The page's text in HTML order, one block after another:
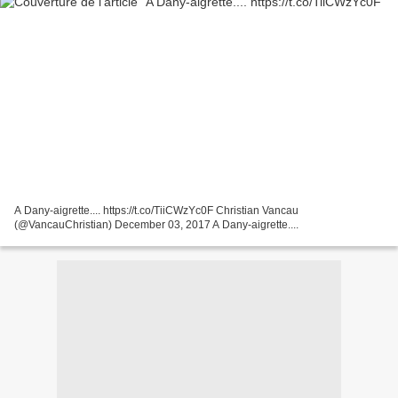
A Dany-aigrette.... https://t.co/TiiCWzYc0F Christian Vancau
(@VancauChristian) December 03, 2017 A Dany-aigrette....